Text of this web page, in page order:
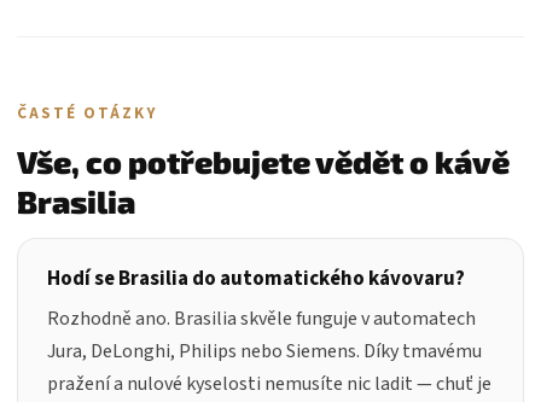
ČASTÉ OTÁZKY
Vše, co potřebujete vědět o kávě
Brasilia
Hodí se Brasilia do automatického kávovaru?
Rozhodně ano. Brasilia skvěle funguje v automatech
Jura, DeLonghi, Philips nebo Siemens. Díky tmavému
pražení a nulové kyselosti nemusíte nic ladit — chuť je